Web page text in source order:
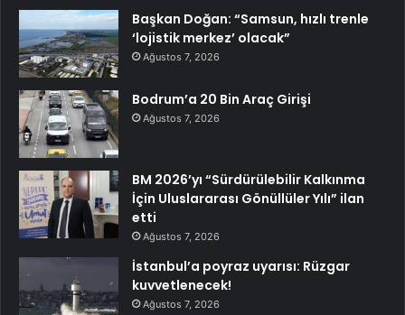
Başkan Doğan: “Samsun, hızlı trenle
‘lojistik merkez’ olacak”
Ağustos 7, 2026
Bodrum’a 20 Bin Araç Girişi
Ağustos 7, 2026
BM 2026’yı “Sürdürülebilir Kalkınma
İçin Uluslararası Gönüllüler Yılı” ilan
etti
Ağustos 7, 2026
İstanbul’a poyraz uyarısı: Rüzgar
kuvvetlenecek!
Ağustos 7, 2026